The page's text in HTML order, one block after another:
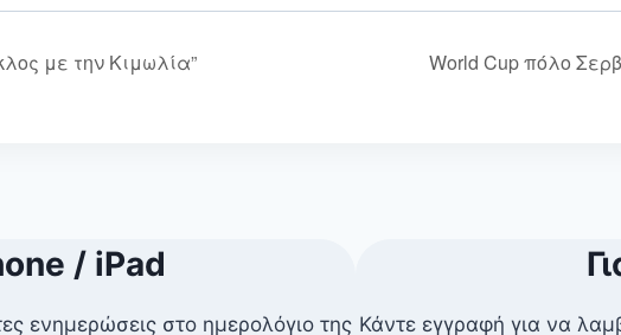
με την Κιμωλία” World Cup πόλο
/ iPad
ενημερώσεις στο ημερολόγιο της Κάντε εγγραφή για να